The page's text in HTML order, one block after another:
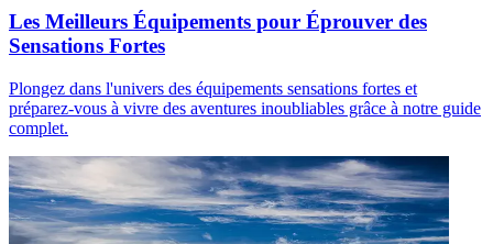
Les Meilleurs Équipements pour Éprouver des
Sensations Fortes
Plongez dans l'univers des équipements sensations fortes et
préparez-vous à vivre des aventures inoubliables grâce à notre guide
complet.